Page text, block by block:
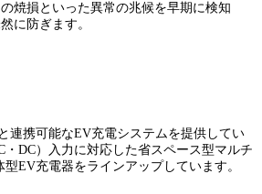
焼損といった異常の兆候を早期に検知
に防ぎます。
連携可能なEV充電システムを提供してい
・DC）入力に対応した省スペース型マルチ
EV充電器をラインアップしています。